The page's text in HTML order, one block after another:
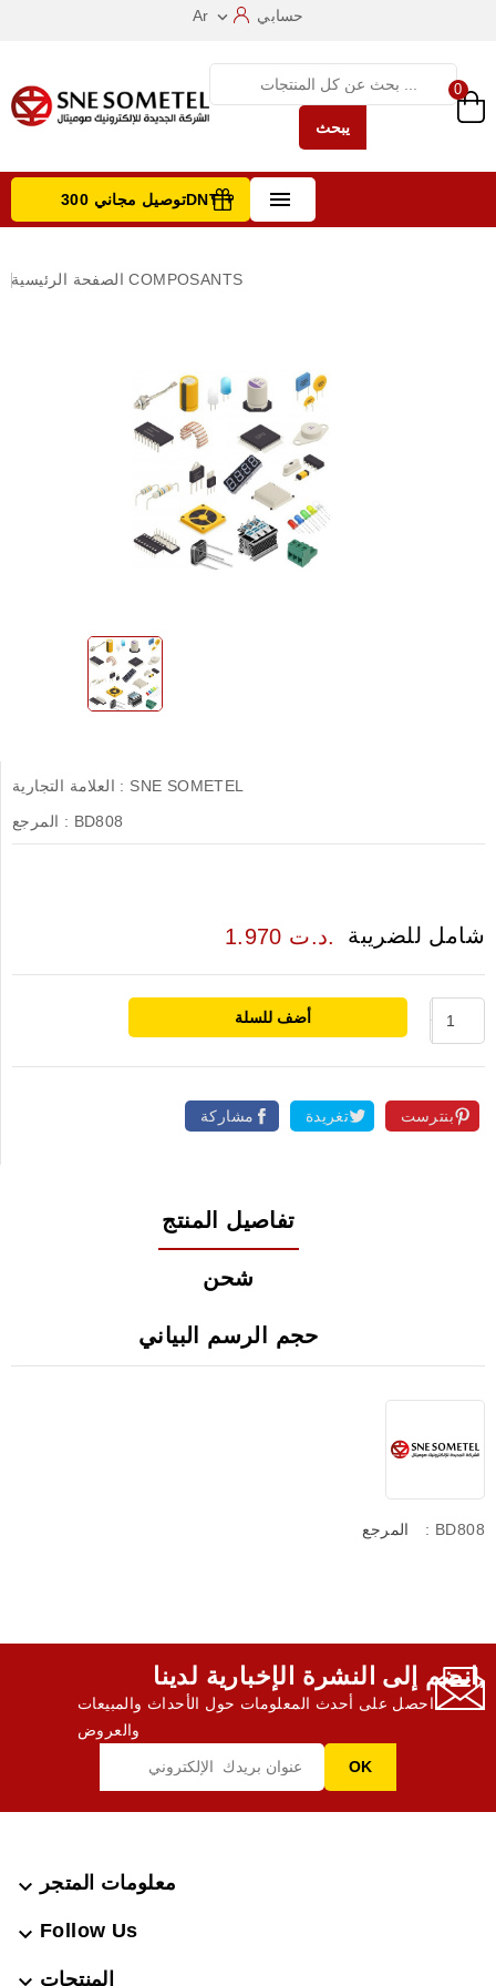
Ar  حسابي
يبحث
0
 توصيل مجاني 300DNT +
الصفحة الرئيسية COMPOSANTS
العلامة التجارية : SNE SOMETEL
المرجع : BD808
1.970 د.ت. شامل للضريبة
أضف للسلة
مشاركة تغريدة بنترست
تفاصيل المنتج
شحن
حجم الرسم البياني
المرجع : BD808
انضم إلى النشرة الإخبارية لدينا,
احصل على أحدث المعلومات حول الأحداث والمبيعات
والعروض
معلومات المتجر 
Follow Us

المنتجات